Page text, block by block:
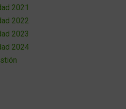
2021
2022
2023
2024